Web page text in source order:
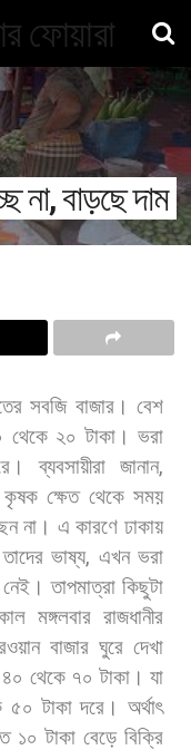
না, বাড়ছে দাম
সবজি বাজার। বেশ
থেকে ২০ টাকা। ভরা
ব্যবসায়ীরা জানান,
কৃষক ক্ষেত থেকে সময়
না। এ কারণে ঢাকায়
তাদের ভাষ্য, এখন ভরা
নেই। তাপমাত্রা কিছুটা
মঙ্গলবার রাজধানীর
বাজার ঘুরে দেখা
৪০ থেকে ৭০ টাকা। যা
৫০ টাকা দরে। অর্থাৎ
১০ টাকা বেড়ে বিক্রি